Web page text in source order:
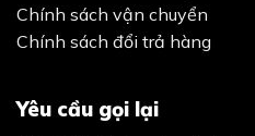
Chính sách vận chuyển
Chính sách đổi trả hàng
Yêu cầu gọi lại